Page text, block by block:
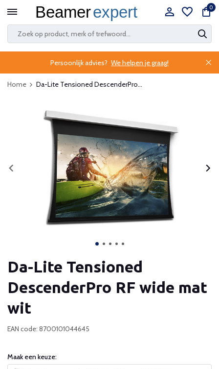
0
Persoonlijk advies? We helpen je graag!
Home Da-Lite Tensioned DescenderPro...
Da-Lite Tensioned
DescenderPro RF wide mat
wit
EAN code: 8700101044645
Maak een keuze: